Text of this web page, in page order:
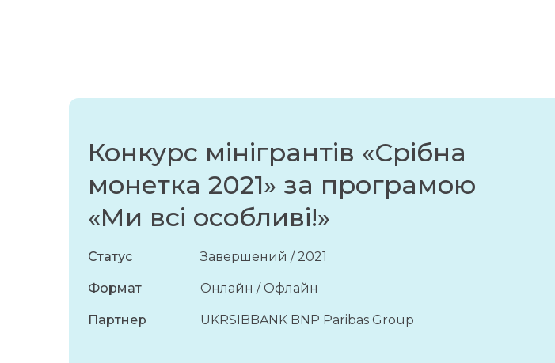
Конкурс мінігрантів «Срібна
монетка 2021» за програмою
«Ми всі особливі!»
Статус Завершений / 2021
Формат Онлайн / Офлайн
Партнер UKRSIBBANK BNP Paribas Group